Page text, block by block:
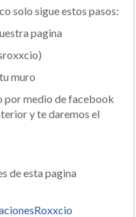
solo sigue estos pasos:
pagina
muro
por medio de facebook
y te daremos el
de esta pagina